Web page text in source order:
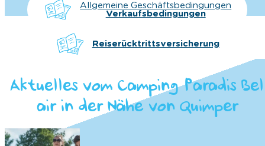
Allgemeine Geschäftsbedingungen
Verkaufsbedingungen
Reiserücktrittsversicherung
Aktuelles vom Camping Paradis Bel
air in der Nähe von Quimper